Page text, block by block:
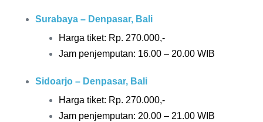
Surabaya – Denpasar, Bali
Harga tiket: Rp. 270.000,-
Jam penjemputan: 16.00 – 20.00 WIB
Sidoarjo – Denpasar, Bali
Harga tiket: Rp. 270.000,-
Jam penjemputan: 20.00 – 21.00 WIB